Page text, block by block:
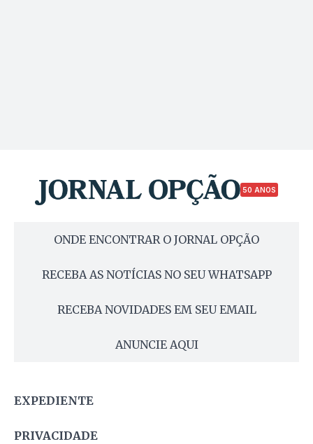
50 ANOS
ONDE ENCONTRAR O JORNAL OPÇÃO
RECEBA AS NOTÍCIAS NO SEU WHATSAPP
RECEBA NOVIDADES EM SEU EMAIL
ANUNCIE AQUI
EXPEDIENTE
PRIVACIDADE